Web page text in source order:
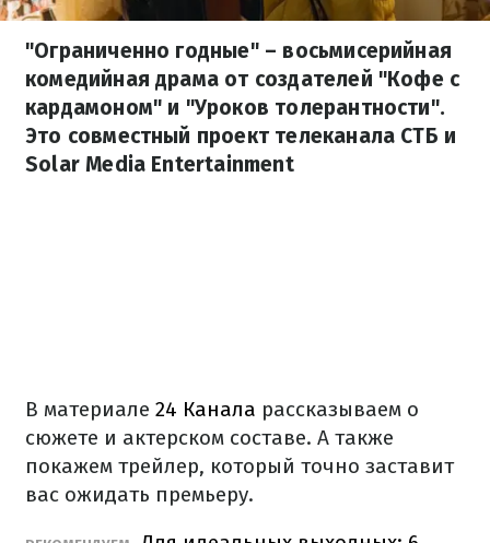
"Ограниченно годные" – восьмисерийная
комедийная драма от создателей "Кофе с
кардамоном" и "Уроков толерантности".
Это совместный проект телеканала СТБ и
Solar Media Entertainment
В материале 24 Канала рассказываем о
сюжете и актерском составе. А также
покажем трейлер, который точно заставит
вас ожидать премьеру.